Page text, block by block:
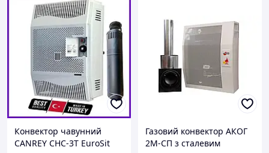
Конвектор чавунний
CANREY CHC-3T EuroSit
Газовий конвектор АКОГ
2М-СП з сталевим